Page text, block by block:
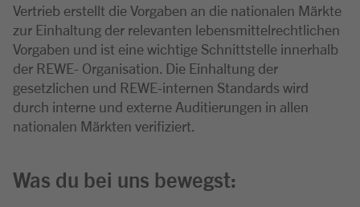
Vertrieb erstellt die Vorgaben an die nationalen Märkte
zur Einhaltung der relevanten lebensmittelrechtlichen
Vorgaben und ist eine wichtige Schnittstelle innerhalb
der REWE- Organisation. Die Einhaltung der
gesetzlichen und REWE-internen Standards wird
durch interne und externe Auditierungen in allen
nationalen Märkten verifiziert.
Was du bei uns bewegst: